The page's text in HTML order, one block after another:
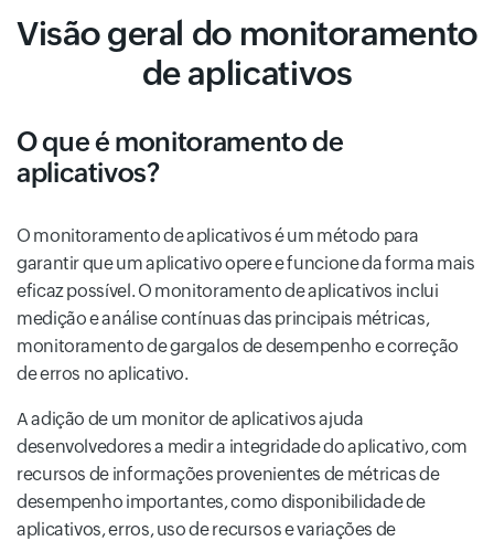
Visão geral do monitoramento
de aplicativos
O que é monitoramento de
aplicativos?
O monitoramento de aplicativos é um método para
garantir que um aplicativo opere e funcione da forma mais
eficaz possível. O monitoramento de aplicativos inclui
medição e análise contínuas das principais métricas,
monitoramento de gargalos de desempenho e correção
de erros no aplicativo.
A adição de um monitor de aplicativos ajuda
desenvolvedores a medir a integridade do aplicativo, com
recursos de informações provenientes de métricas de
desempenho importantes, como disponibilidade de
aplicativos, erros, uso de recursos e variações de